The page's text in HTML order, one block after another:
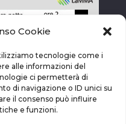
Cookie
tecnologie come i
alle informazioni del
ci permetterà di
di navigazione o ID unici su
il consenso può influire
e funzioni.